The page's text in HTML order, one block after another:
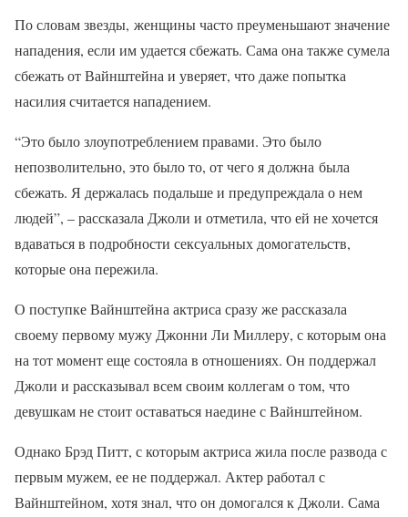
По словам звезды, женщины часто преуменьшают значение
нападения, если им удается сбежать. Сама она также сумела
сбежать от Вайнштейна и уверяет, что даже попытка
насилия считается нападением.
“Это было злоупотреблением правами. Это было
непозволительно, это было то, от чего я должна была
сбежать. Я держалась подальше и предупреждала о нем
людей”, – рассказала Джоли и отметила, что ей не хочется
вдаваться в подробности сексуальных домогательств,
которые она пережила.
О поступке Вайнштейна актриса сразу же рассказала
своему первому мужу Джонни Ли Миллеру, с которым она
на тот момент еще состояла в отношениях. Он поддержал
Джоли и рассказывал всем своим коллегам о том, что
девушкам не стоит оставаться наедине с Вайнштейном.
Однако Брэд Питт, с которым актриса жила после развода с
первым мужем, ее не поддержал. Актер работал с
Вайнштейном, хотя знал, что он домогался к Джоли. Сама